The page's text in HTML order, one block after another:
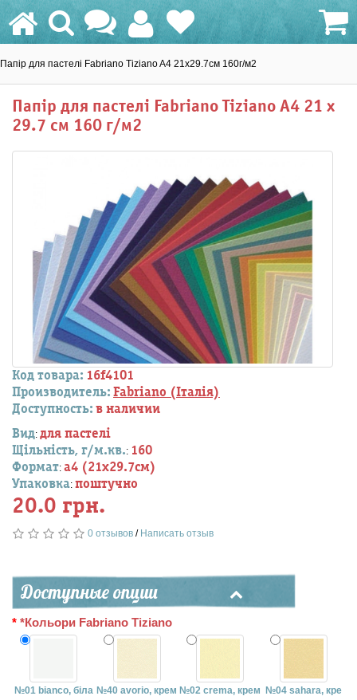
Папір для пастелі Fabriano Tiziano A4 21х29.7см 160г/м2
Папір для пастелі Fabriano Tiziano A4 21 х
29.7 см 160 г/м2
Код товара: 16f4101
Производитель: Fabriano (Італія)
Доступность: в наличии
Вид: для пастелі
Щільність, г/м.кв.: 160
Формат: a4 (21х29.7см)
Упаковка: поштучно
20.0 грн.
0 отзывов / Написать отзыв
Доступные опции
*Кольори Fabriano Tiziano
№01 bianco, біла №40 avorio, крем №02 crema, крем
№04 sahara, кре